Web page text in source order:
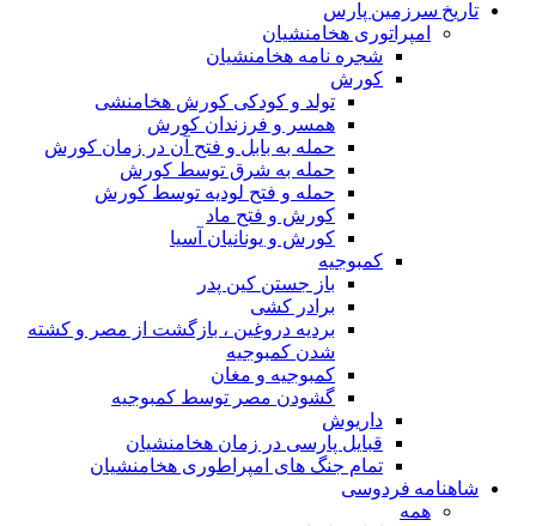
تاریخ سرزمین پارس
امپراتوری هخامنشیان
شجره نامه هخامنشیان
کورش
تولد و کودکی کورش هخامنشی
همسر و فرزندان کورش
حمله به بابل و فتح آن در زمان کورش
حمله به شرق توسط کورش
حمله و فتح لودیه توسط کورش
کورش و فتح ماد
کورش و یونانیان آسیا
کمبوجیه
باز جستن کین پدر
برادر کشی
بردیه دروغین ، بازگشت از مصر و کشته
شدن کمبوجیه
کمبوجیه و مغان
گشودن مصر توسط کمبوجیه
داریوش
قبایل پارسی در زمان هخامنشیان
تمام جنگ های امپراطوری هخامنشیان
شاهنامه فردوسی
همه